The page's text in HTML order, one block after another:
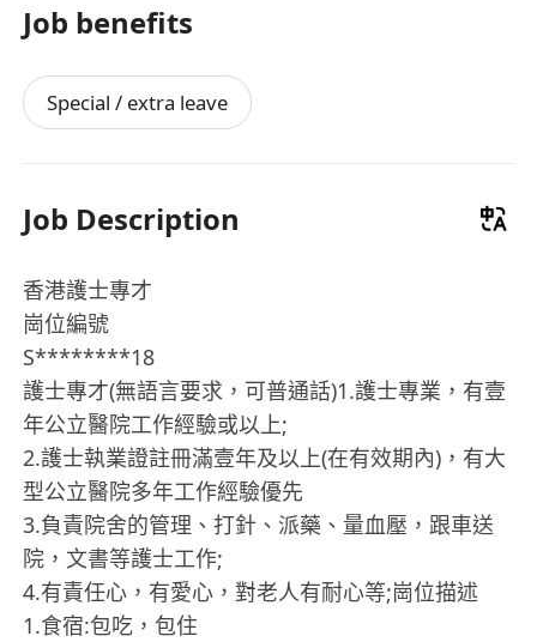
Job benefits
Special / extra leave
Job Description
香港護士專才
崗位編號
S********18
護士專才(無語言要求，可普通話)1.護士專業，有壹
年公立醫院工作經驗或以上;
2.護士執業證註冊滿壹年及以上(在有效期內)，有大
型公立醫院多年工作經驗優先
3.負責院舍的管理、打針、派藥、量血壓，跟車送
院，文書等護士工作;
4.有責任心，有愛心，對老人有耐心等;崗位描述
1.食宿:包吃，包住